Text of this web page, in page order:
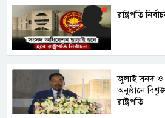
রাষ্ট্রপতি
জুলাই সনদ ও
অনুষ্ঠানে
রাষ্ট্রপতি